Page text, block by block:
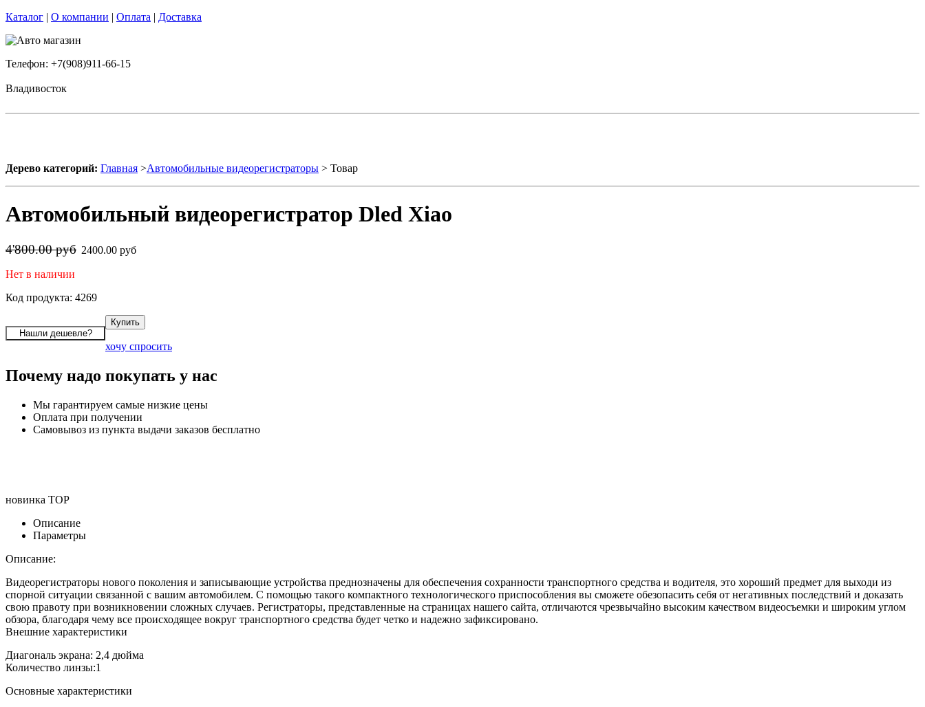
Каталог | О компании | Оплата | Доставка
Телефон: +7(908)911-66-15
Владивосток
Дерево категорий: Главная >Автомобильные видеорегистраторы > Товар
Автомобильный видеорегистратор Dled Xiao
4'800.00 руб 2400.00 руб
Нет в наличии
Код продукта: 4269
хочу спросить
Почему надо покупать у нас
Мы гарантируем самые низкие цены
Оплата при получении
Самовывоз из пункта выдачи заказов бесплатно
новинка TOP
Описание
Параметры
Описание:
Видеорегистраторы нового поколения и записывающие устройства преднозначены для обеспечения сохранности транспортного средства и водителя, это хороший предмет для выходи из
спорной ситуации связанной с вашим автомобилем. С помощью такого компактного технологического приспособления вы сможете обезопасить себя от негативных последствий и доказать
свою правоту при возникновении сложных случаев. Регистраторы, представленные на страницах нашего сайта, отличаются чрезвычайно высоким качеством видеосъемки и широким углом
обзора, благодаря чему все происходящее вокруг транспортного средства будет четко и надежно зафиксировано.
Внешние характеристики
Диагональ экрана: 2,4 дюйма
Количество линзы:1
Основные характеристики